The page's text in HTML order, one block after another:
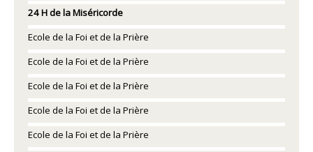
24 H de la Miséricorde
Ecole de la Foi et de la Prière
Ecole de la Foi et de la Prière
Ecole de la Foi et de la Prière
Ecole de la Foi et de la Prière
Ecole de la Foi et de la Prière